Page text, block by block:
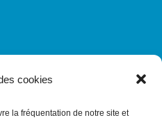
cookies
la fréquentation de notre site et